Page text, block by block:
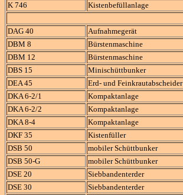
K 746
Kistenbefüllanlage
DAG 40
Aufnahmegerät
DBM 8
Bürstenmaschine
DBM 12
Bürstenmaschine
DBS 15
Minischüttbunker
DEA 45
Erd- und Feinkrautabscheider
DKA 6-2/1
Kompaktanlage
DKA 6-2/2
Kompaktanlage
DKA 8-4
Kompaktanlage
DKF 35
Kistenfüller
DSB 50
mobiler Schüttbunker
DSB 50-G
mobiler Schüttbunker
DSE 20
Siebbandenterder
DSE 30
Siebbandenterder